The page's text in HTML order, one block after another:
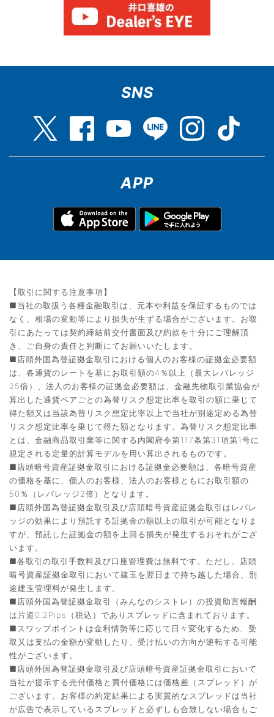
SNS
APP
【取引に関する注意事項】
■当社の取扱う各種金融取引は、元本や利益を保証するものでは
なく、相場の変動等により損失が生ずる場合がございます。お取
引にあたっては契約締結前交付書面及び約款を十分にご理解頂
き、ご自身の責任と判断にてお願いいたします。
■店頭外国為替証拠金取引における個人のお客様の証拠金必要額
は、各通貨のレートを基にお取引額の4％以上（最大レバレッジ
25倍）、法人のお客様の証拠金必要額は、金融先物取引業協会が
算出した通貨ペアごとの為替リスク想定比率を取引の額に乗じて
得た額又は当該為替リスク想定比率以上で当社が別途定める為替
リスク想定比率を乗じて得た額となります。為替リスク想定比率
とは、金融商品取引業等に関する内閣府令第117条第31項第1号に
規定される定量的計算モデルを用い算出されるものです。
■店頭暗号資産証拠金取引における証拠金必要額は、各暗号資産
の価格を基に、個人のお客様、法人のお客様ともにお取引額の
50％（レバレッジ2倍）となります。
■店頭外国為替証拠金取引及び店頭暗号資産証拠金取引はレバレ
ッジの効果により預託する証拠金の額以上の取引が可能となりま
すが、預託した証拠金の額を上回る損失が発生するおそれがござ
います。
■各取引の取引手数料及び口座管理費は無料です。ただし、店頭
暗号資産証拠金取引において建玉を翌日まで持ち越した場合、別
途建玉管理料が発生します。
■店頭外国為替証拠金取引（みんなのシストレ）の投資助言報酬
は片道0.2Pips（税込）でありスプレッドに含まれております。
■スワップポイントは金利情勢等に応じて日々変化するため、受
取又は支払の金額が変動したり、受け払いの方向が逆転する可能
性がございます。
■店頭外国為替証拠金取引及び店頭暗号資産証拠金取引において
当社が提示する売付価格と買付価格には価格差（スプレッド）が
ございます。お客様の約定結果による実質的なスプレッドは当社
が広告で表示しているスプレッドと必ずしも合致しない場合もご